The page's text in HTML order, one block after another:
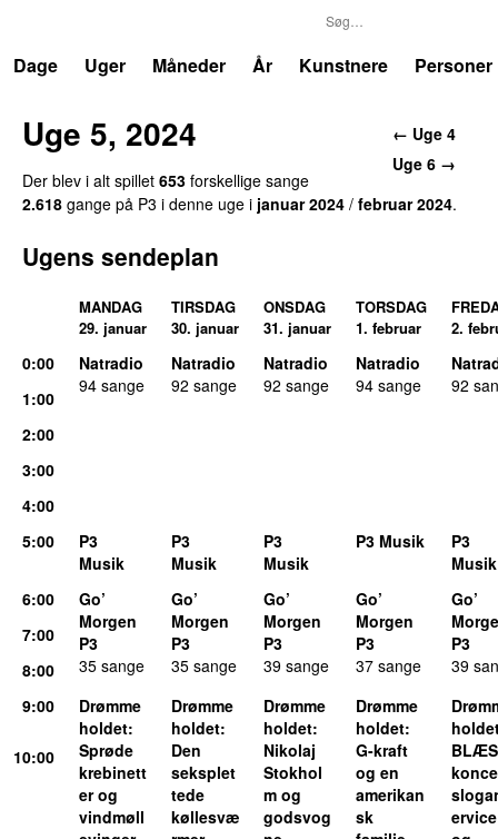
Dage
Uger Måneder År Kunstnere Personer
← Uge 4
Uge 6 →
Uge 5, 2024
Der blev i alt spillet 653 forskellige sange
2.618 gange på P3 i denne uge i januar 2024 / februar 2024.
Ugens sendeplan
MANDAG
29. januar
TIRSDAG
30. januar
ONSDAG
31. januar
TORSDAG
1. februar
2.
0:00
Natradio
94 sange
Natradio
92 sange
Natradio
92 sange
Natradio
94 sange
92
1:00
2:00
3:00
4:00
5:00
P3
Musik
P3
Musik
P3
Musik
P3 Musik
P3
Musik
6:00
Go’
Morgen
P3
35 sange
Go’
Morgen
P3
35 sange
Go’
Morgen
P3
39 sange
Go’
Morgen
P3
37 sange
Go’
P3
39
7:00
8:00
9:00
Drømme
holdet:
Sprøde
krebinett
er og
vindmøll
Drømme
holdet:
Den
seksplet
tede
køllesvæ
Drømme
holdet:
Nikolaj
Stokhol
m og
godsvog
Drømme
holdet:
G-kraft
og en
amerikan
sk
ervice
10:00